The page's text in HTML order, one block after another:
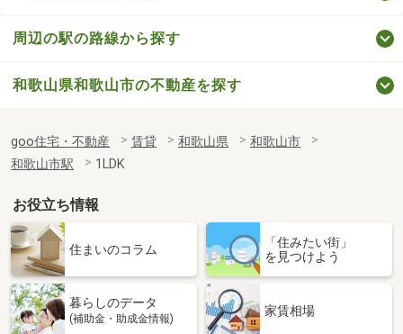
周辺の駅の路線から探す
和歌山県和歌山市の不動産を探す
goo住宅・不動産 賃貸 和歌山県
和歌山市
和歌山市駅
1LDK
お役立ち情報
住まいのコラム
「住みたい街」
を見つけよう
暮らしのデータ
(補助金・助成金情報)
家賃相場